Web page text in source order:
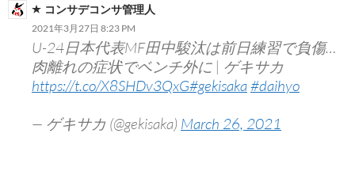
コンサデコンサ管理人
2021年3月27日 8:23 PM
U-24日本代表MF田中駿汰は前日練習で負傷…
肉離れの症状でベンチ外に | ゲキサカ
https://t.co/X8SHDv3QxG#gekisaka#daihyo
— ゲキサカ (@gekisaka) March 26, 2021